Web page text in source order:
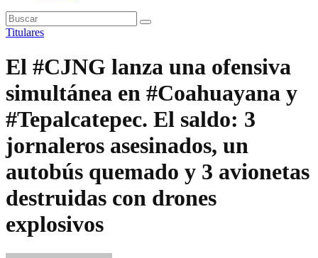
Titulares
El #CJNG lanza una ofensiva
simultánea en #Coahuayana y
#Tepalcatepec. El saldo: 3
jornaleros asesinados, un
autobús quemado y 3 avionetas
destruidas con drones
explosivos